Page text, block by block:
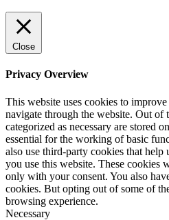
Close
Privacy Overview
This website uses cookies to
navigate through the website. Out of
categorized as necessary are stored
essential for the working of basic
also use third-party cookies that help
you use this website. These cookies
only with your consent. You also
cookies. But opting out of some of
browsing experience.
Necessary